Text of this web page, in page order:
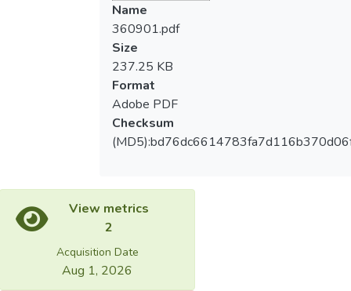
Name
360901.pdf
Size
237.25 KB
Format
Adobe PDF
Checksum
View metrics
2
Acquisition Date
Aug 1, 2026